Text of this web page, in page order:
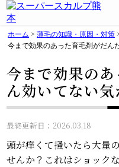
ホーム >薄毛の知識・原因・対策
今まで効果のあった育毛剤がだん
今まで効果の
ん効いてない
最終更新日：2026.03.18
頭が痒くて掻いたら大量
せんか？これはショック